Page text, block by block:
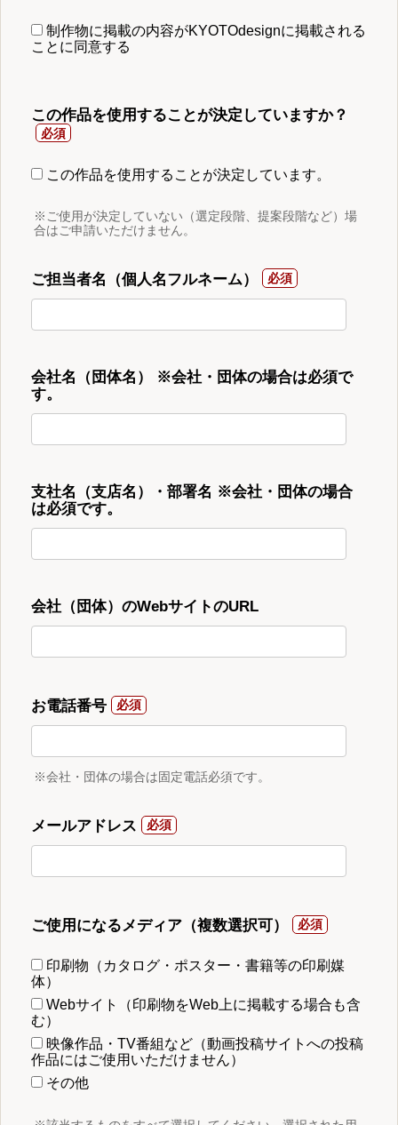
制作物に掲載の内容がKYOTOdesignに掲載される
ことに同意する
この作品を使用することが決定していますか？
この作品を使用することが決定しています。
※ご使用が決定していない（選定段階、提案段階など）場
合はご申請いただけません。
ご担当者名（個人名フルネーム）
会社名（団体名） ※会社・団体の場合は必須で
す。
支社名（支店名）・部署名 ※会社・団体の場合
は必須です。
会社（団体）のWebサイトのURL
お電話番号
※会社・団体の場合は固定電話必須です。
メールアドレス
ご使用になるメディア（複数選択可）
印刷物（カタログ・ポスター・書籍等の印刷媒
体）
Webサイト（印刷物をWeb上に掲載する場合も含
む）
映像作品・TV番組など（動画投稿サイトへの投稿
作品にはご使用いただけません）
その他